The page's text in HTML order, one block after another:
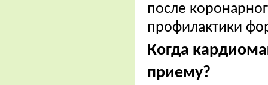
после
профилактики
Когда
приему?